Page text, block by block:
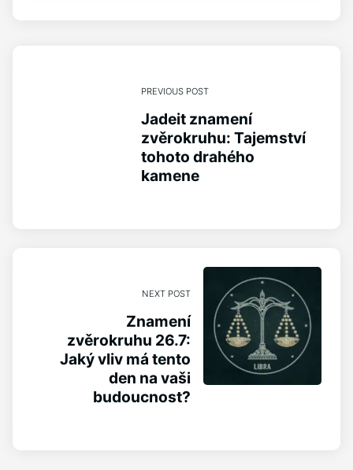
PREVIOUS POST
Jadeit znamení
zvěrokruhu: Tajemství
tohoto drahého
kamene
NEXT POST
Znamení
zvěrokruhu 26.7:
Jaký vliv má tento
den na vaši
budoucnost?